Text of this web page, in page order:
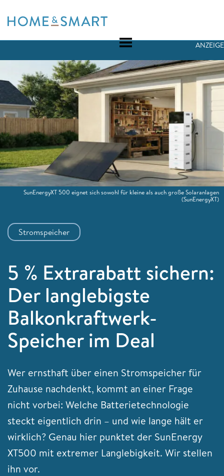
to
Stromspeicher
ANZEIGE
5 % Extrarabatt sichern:
Der langlebigste
Balkonkraftwerk-
Speicher im Deal
Wer ernsthaft über einen Stromspeicher für
Zuhause nachdenkt, kommt an einer Frage
nicht vorbei: Welche Batterietechnologie
steckt eigentlich drin – und wie lange hält er
wirklich? Genau hier punktet der SunEnergy
XT500 mit extremer Langlebigkeit. Wir stellen
ihn vor.
SunEnergyXT 500 eignet sich sowohl für kleine als auch große Solaranlagen
(SunEnergyXT)